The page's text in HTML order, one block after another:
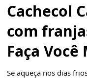
Cachecol
com
Faça Você
Se aqueça nos dias